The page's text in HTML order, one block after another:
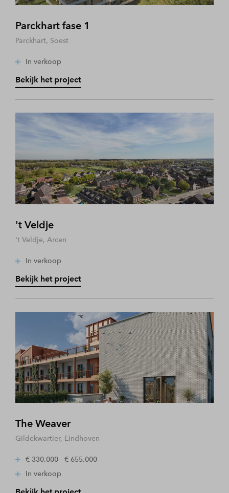
Parckhart fase 1
Parckhart, Soest
In verkoop
Bekijk het project
't Veldje
't Veldje, Arcen
In verkoop
Bekijk het project
The Weaver
Gildekwartier, Eindhoven
€ 330.000 - € 655.000
In verkoop